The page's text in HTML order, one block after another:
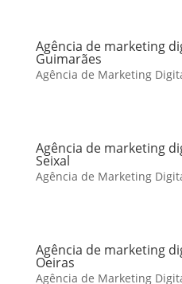
Agência de marketing
Guimarães
Agência de Marketing
Agência de marketing
Seixal
Agência de Marketing
Agência de marketing
Oeiras
Agência de Marketing